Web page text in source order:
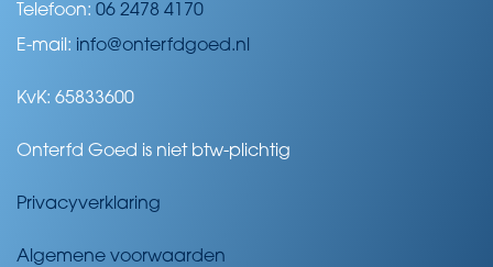
Telefoon: 06 2478 4170
E-mail: info@onterfdgoed.nl
KvK: 65833600
Onterfd Goed is niet btw-plichtig
Privacyverklaring
Algemene voorwaarden